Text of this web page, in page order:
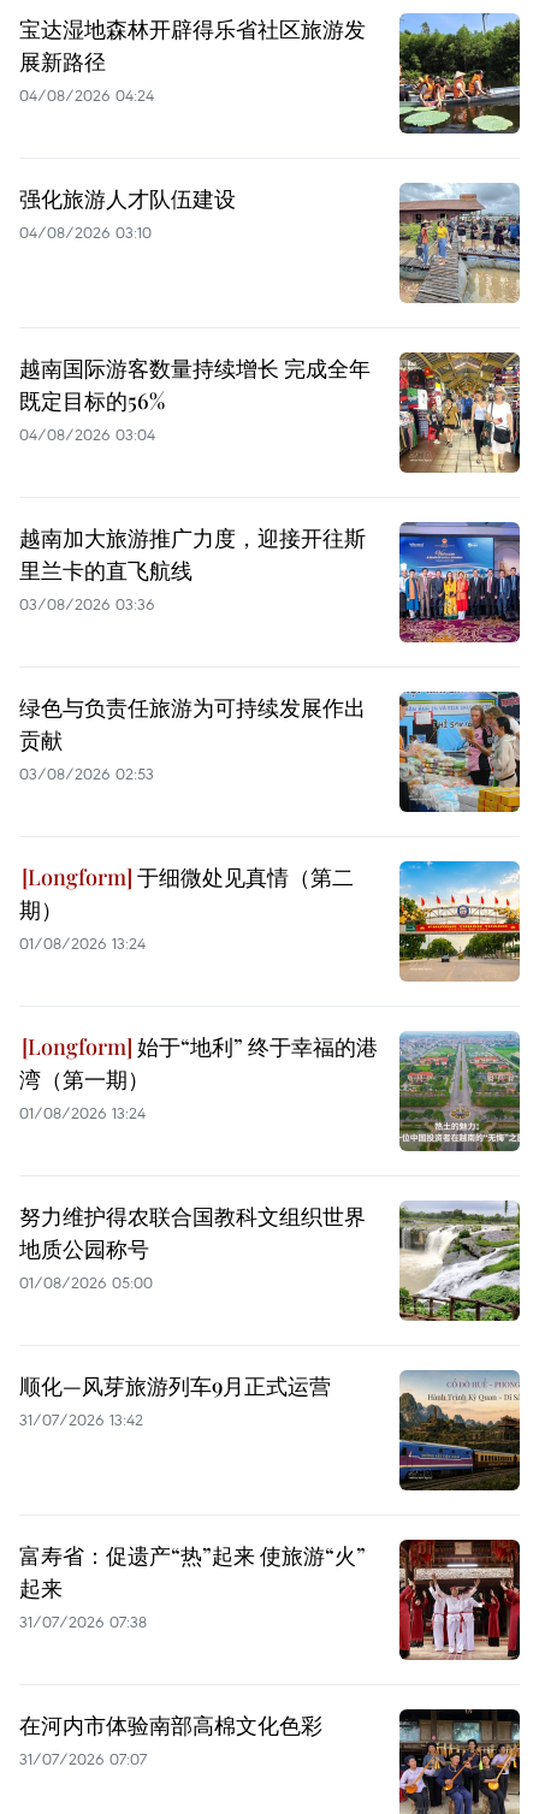
宝达湿地森林开辟得乐省社区旅游发
展新路径
04/08/2026 04:24
强化旅游人才队伍建设
04/08/2026 03:10
越南国际游客数量持续增长 完成全年
既定目标的56%
04/08/2026 03:04
越南加大旅游推广力度，迎接开往斯
里兰卡的直飞航线
03/08/2026 03:36
绿色与负责任旅游为可持续发展作出
贡献
03/08/2026 02:53
于细微处见真情（第二
期）
01/08/2026 13:24
始于“地利” 终于幸福的港
湾（第一期）
01/08/2026 13:24
努力维护得农联合国教科文组织世界
地质公园称号
01/08/2026 05:00
顺化—风芽旅游列车9月正式运营
31/07/2026 13:42
富寿省：促遗产“热”起来 使旅游“火”
起来
31/07/2026 07:38
在河内市体验南部高棉文化色彩
31/07/2026 07:07